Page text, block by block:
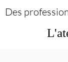
Des